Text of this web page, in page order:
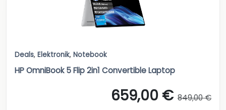
Deals, Elektronik, Notebook
HP OmniBook 5 Flip 2in1 Convertible Laptop
659,00 € 849,00 €